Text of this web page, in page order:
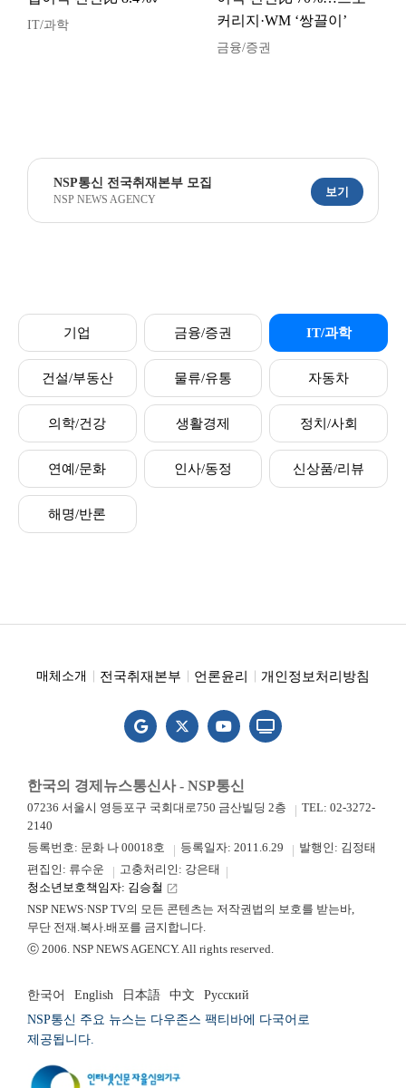
IT/과학
커리지·WM ‘쌍끌이’
금융/증권
NSP통신 전국취재본부 모집
NSP NEWS AGENCY
보기
기업 금융/증권 IT/과학
건설/부동산 물류/유통 자동차
의학/건강 생활경제 정치/사회
연예/문화 인사/동정 신상품/리뷰
해명/반론
매체소개 전국취재본부 언론윤리 개인정보처리방침
한국의 경제뉴스통신사 - NSP통신
07236 서울시 영등포구 국회대로750 금산빌딩 2층
TEL: 02-3272-
2140
등록번호: 문화 나 00018호
등록일자: 2011.6.29
발행인: 김정태
편집인: 류수운
고충처리인: 강은태
청소년보호책임자: 김승철 launch
NSP NEWS·NSP TV의 모든 콘텐츠는 저작권법의 보호를 받는바,
무단 전재.복사.배포를 금지합니다.
ⓒ 2006. NSP NEWS AGENCY. All rights reserved.
한국어 English 日本語 中文
Русский
NSP통신 주요 뉴스는 다우존스 팩티바에 다국어로
제공됩니다.